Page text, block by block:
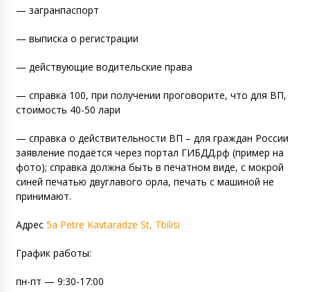
— загранпаспорт
— выписка о регистрации
— действующие водительские права
— справка 100, при получении проговорите, что для ВП,
стоимость 40-50 лари
— справка о действительности ВП – для граждан России
заявление подаётся через портал ГИБДД.рф (пример на
фото); справка должна быть в печатном виде, с мокрой
синей печатью двуглавого орла, печать с машиной не
принимают.
Адрес 5a Petre Kavtaradze St, Tbilisi
График работы:
пн-пт — 9:30-17:00